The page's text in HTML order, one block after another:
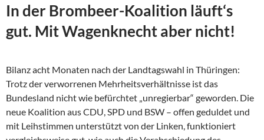
In der Brombeer-Koalition läuft‘s
gut. Mit Wagenknecht aber nicht!
Bilanz acht Monaten nach der Landtagswahl in Thüringen:
Trotz der verworrenen Mehrheitsverhältnisse ist das
Bundesland nicht wie befürchtet „unregierbar“ geworden. Die
neue Koalition aus CDU, SPD und BSW – offen geduldet und
mit Leihstimmen unterstützt von der Linken, funktioniert